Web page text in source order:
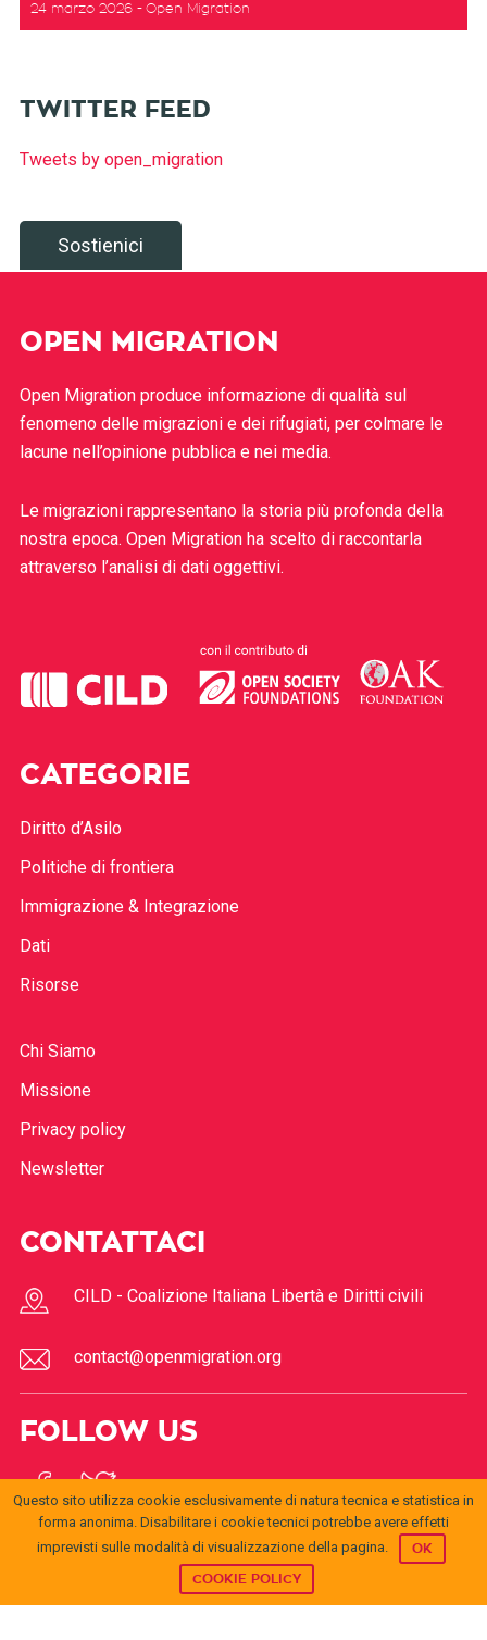
24 marzo 2026 Open Migration
TWITTER FEED
Tweets by open_migration
Sostienici
OPEN MIGRATION
Open Migration produce informazione di qualità sul
fenomeno delle migrazioni e dei rifugiati, per colmare le
lacune nell’opinione pubblica e nei media.
Le migrazioni rappresentano la storia più profonda della
nostra epoca. Open Migration ha scelto di raccontarla
attraverso l’analisi di dati oggettivi.
CATEGORIE
Diritto d’Asilo
Politiche di frontiera
Immigrazione & Integrazione
Dati
Risorse
Chi Siamo
Missione
Privacy policy
Newsletter
CONTATTACI
CILD - Coalizione Italiana Libertà e Diritti civili
contact@openmigration.org
FOLLOW US
openmigration.orgbyCILDis licensed under aCreative
© 2017Open
Questo sito utilizza cookie esclusivamente di natura tecnica e statistica in
forma anonima. Disabilitare i cookie tecnici potrebbe avere effetti
imprevisti sulle modalità di visualizzazione della pagina.
OK
COOKIE POLICY